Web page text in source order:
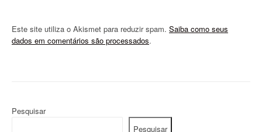
Este site utiliza o Akismet para reduzir spam. Saiba como seus
dados em comentários são processados.
Pesquisar
Pesquisar